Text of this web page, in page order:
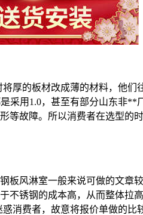
厚的板材改成薄的材料，他
用1.0，甚至有部分山东非**
等故障。所以消费者在选型的
板风淋室一般来说可做的文章
不锈钢的成本高，从而整体拉
消费者，故意将报价单做的比